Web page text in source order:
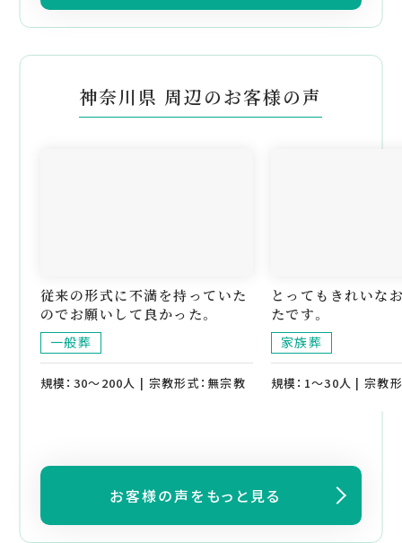
神奈川県 周辺のお客様の声
従来の形式に不満を持っていた
のでお願いして良かった。
一般葬
規模：30～200人 | 宗教形式：無宗教
とってもきれいな
たです。
家族葬
規模：1～30人 | 宗教
お客様の声をもっと見る